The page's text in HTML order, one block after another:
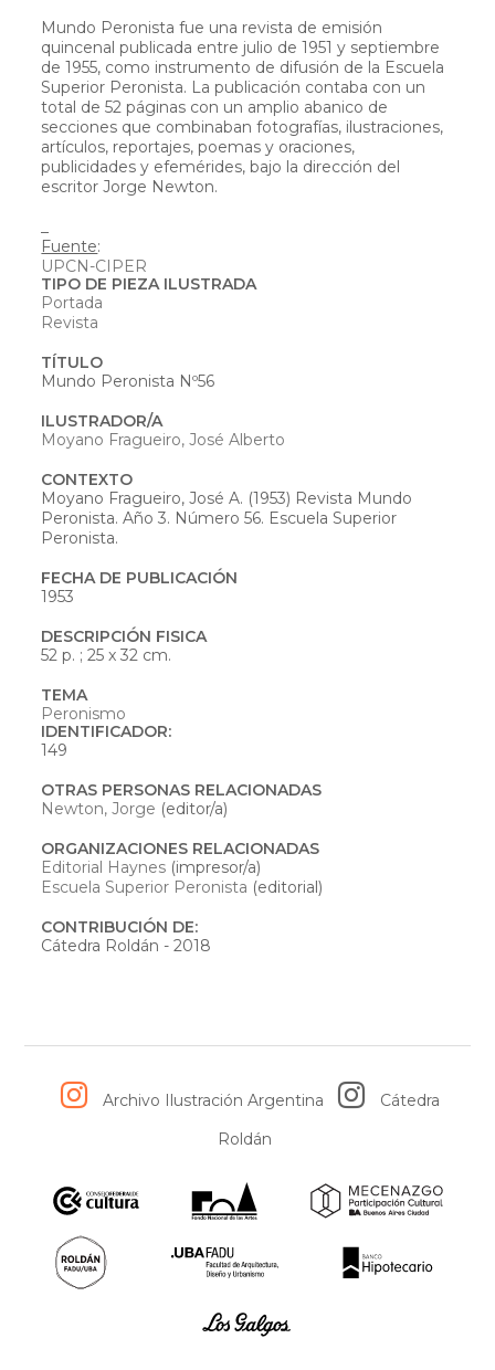
Mundo Peronista fue una revista de emisión
quincenal publicada entre julio de 1951 y septiembre
de 1955, como instrumento de difusión de la Escuela
Superior Peronista. La publicación contaba con un
total de 52 páginas con un amplio abanico de
secciones que combinaban fotografías, ilustraciones,
artículos, reportajes, poemas y oraciones,
publicidades y efemérides, bajo la dirección del
escritor Jorge Newton.
Fuente:
UPCN-CIPER
TIPO DE PIEZA ILUSTRADA
Portada
Revista
TÍTULO
Mundo Peronista Nº56
ILUSTRADOR/A
Moyano Fragueiro, José Alberto
CONTEXTO
Moyano Fragueiro, José A. (1953) Revista Mundo
Peronista. Año 3. Número 56. Escuela Superior
Peronista.
FECHA DE PUBLICACIÓN
1953
DESCRIPCIÓN FISICA
52 p. ; 25 x 32 cm.
TEMA
Peronismo
IDENTIFICADOR:
149
OTRAS PERSONAS RELACIONADAS
Newton, Jorge (editor/a)
ORGANIZACIONES RELACIONADAS
Editorial Haynes (impresor/a)
Escuela Superior Peronista (editorial)
CONTRIBUCIÓN DE:
Cátedra Roldán - 2018
Archivo Ilustración Argentina
Cátedra
Roldán